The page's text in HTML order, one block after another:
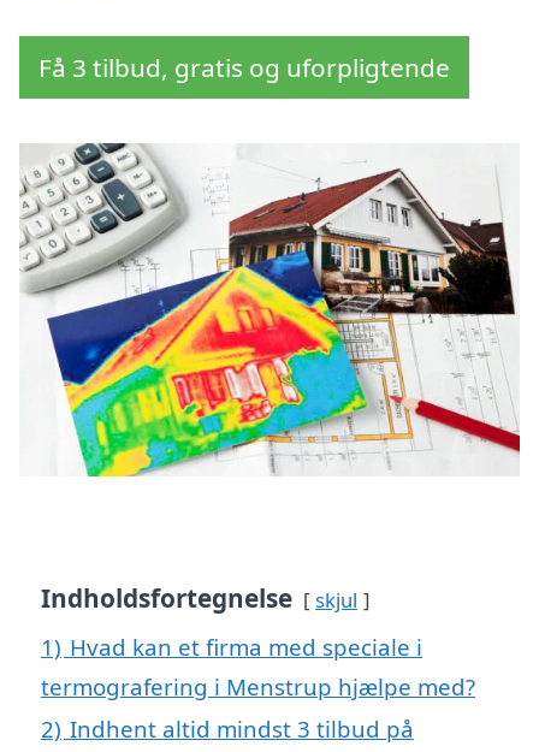
Få 3 tilbud, gratis og uforpligtende
Indholdsfortegnelse skjul
1) Hvad kan et firma med speciale i
termografering i Menstrup hjælpe med?
2) Indhent altid mindst 3 tilbud på